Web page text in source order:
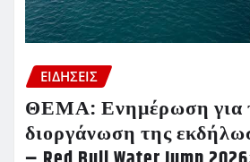
ΕΙΔΗΣΕΙΣ
ΘΕΜΑ: Ενημέρωση για
διοργάνωση της